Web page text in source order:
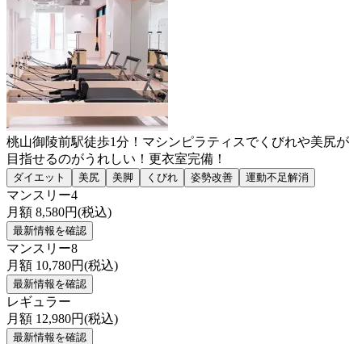
桃山御陵前駅徒歩1分！マシンピラティスでくびれや美尻が
目指せるのがうれしい！更衣室完備！
ダイエット 美尻 美脚 くびれ 姿勢改善 運動不足解消
マンスリー4
月額 8,580円(税込)
最新情報を確認
マンスリー8
月額 10,780円(税込)
最新情報を確認
レギュラー
月額 12,980円(税込)
最新情報を確認